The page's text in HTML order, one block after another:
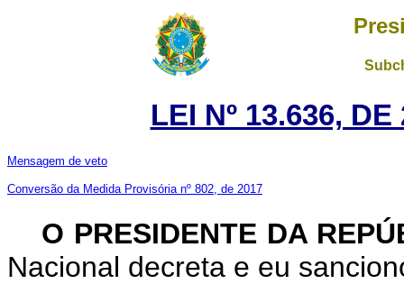
LEI Nº 13.636,
Mensagem de veto
Conversão da Medida Provisória nº 802, de 2017
O PRESIDENTE DA
Nacional decreta e eu